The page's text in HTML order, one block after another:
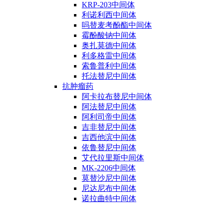
KRP-203中间体
利诺利西中间体
吗替麦考酚酯中间体
霉酚酸钠中间体
奥扎莫德中间体
利多格雷中间体
索鲁普利中间体
托法替尼中间体
抗肿瘤药
阿卡拉布替尼中间体
阿法替尼中间体
阿利司帝中间体
吉非替尼中间体
吉西他滨中间体
依鲁替尼中间体
艾代拉里斯中间体
MK-2206中间体
莫替沙尼中间体
尼达尼布中间体
诺拉曲特中间体